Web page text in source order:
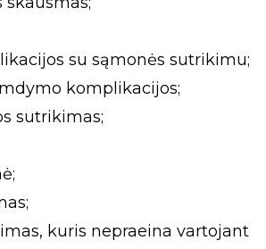
su sąmonės sutrikimu;
komplikacijos;
sutrikimas;
kuris nepraeina vartojant